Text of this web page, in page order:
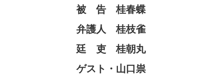
被 告 桂春蝶
弁護人 桂枝雀
廷 吏 桂朝丸
ゲスト・山口祟